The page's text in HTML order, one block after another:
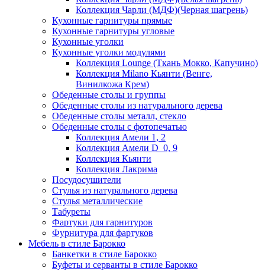
Коллекция Чарли (МДФ)(Черная шагрень)
Кухонные гарнитуры прямые
Кухонные гарнитуры угловые
Кухонные уголки
Кухонные уголки модулями
Коллекция Lounge (Ткань Мокко, Капучино)
Коллекция Milano Кьянти (Венге,
Винилкожа Крем)
Обеденные столы и группы
Обеденные столы из натурального дерева
Обеденные столы металл, стекло
Обеденные столы с фотопечатью
Коллекция Амели 1, 2
Коллекция Амели D_0, 9
Коллекция Кьянти
Коллекция Лакрима
Посудосушители
Стулья из натурального дерева
Стулья металлические
Табуреты
Фартуки для гарнитуров
Фурнитура для фартуков
Мебель в стиле Барокко
Банкетки в стиле Барокко
Буфеты и серванты в стиле Барокко